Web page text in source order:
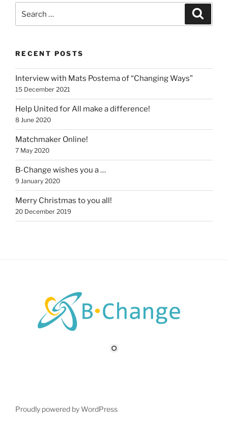
for:
RECENT POSTS
Interview with Mats Postema of “Changing Ways”
15 December 2021
Help United for All make a difference!
8 June 2020
Matchmaker Online!
7 May 2020
B-Change wishes you a …
9 January 2020
Merry Christmas to you all!
20 December 2019
Proudly powered by WordPress